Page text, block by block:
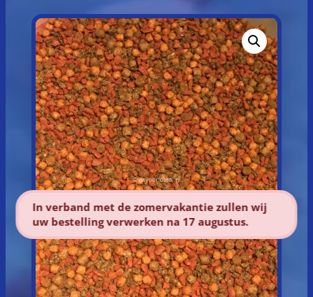
In verband met de zomervakantie zullen wij
uw bestelling verwerken na 17 augustus.